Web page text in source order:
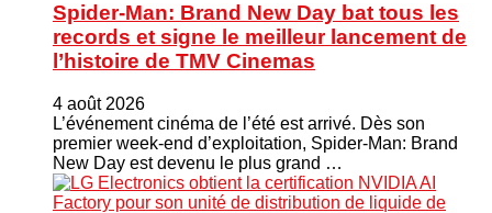
Spider-Man: Brand New Day bat tous les
records et signe le meilleur lancement de
l’histoire de TMV Cinemas
4 août 2026
L’événement cinéma de l’été est arrivé. Dès son
premier week-end d’exploitation, Spider-Man: Brand
New Day est devenu le plus grand …